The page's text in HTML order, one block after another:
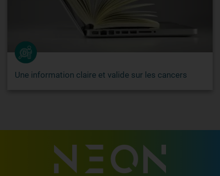
Une information claire et valide sur les cancers